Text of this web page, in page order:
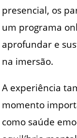
presencial, os
um programa
aprofundar e
na imersão.
A experiência
momento
como saúde